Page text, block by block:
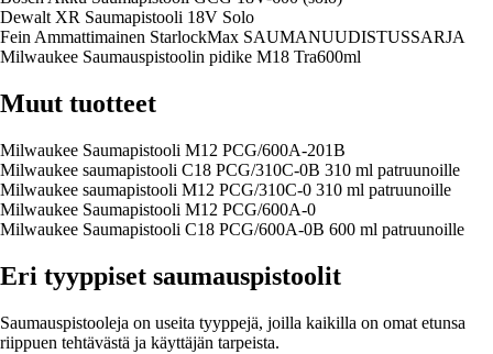
Dewalt XR Saumapistooli 18V Solo
Fein Ammattimainen StarlockMax SAUMANUUDISTUSSARJA
Milwaukee Saumauspistoolin pidike M18 Tra600ml
Muut tuotteet
Milwaukee Saumapistooli M12 PCG/600A-201B
Milwaukee saumapistooli C18 PCG/310C-0B 310 ml patruunoille
Milwaukee saumapistooli M12 PCG/310C-0 310 ml patruunoille
Milwaukee Saumapistooli M12 PCG/600A-0
Milwaukee Saumapistooli C18 PCG/600A-0B 600 ml patruunoille
Eri tyyppiset saumauspistoolit
Saumauspistooleja on useita tyyppejä, joilla kaikilla on omat etunsa
riippuen tehtävästä ja käyttäjän tarpeista.